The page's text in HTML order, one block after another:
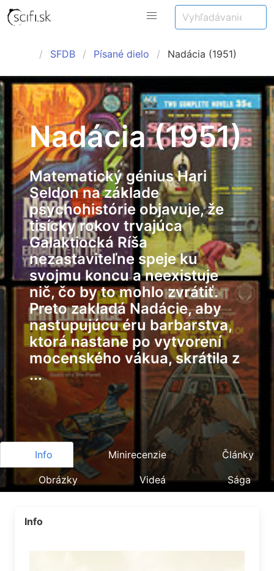
SFDB Písané dielo Nadácia (1951)
Nadácia (1951)
Matematický génius Hari
Seldon na základe
psychohistórie objavuje, že
tisícky rokov trvajúca
Galaktiocká Ríša
nezastaviteľne speje ku
svojmu koncu a neexistuje
nič, čo by to mohlo zvrátiť.
Preto zakladá Nadácie, aby
nastupujúcu éru barbarstva,
ktorá nastane po vytvorení
mocenského vákua, skrátila z
...
Info Minirecenzie Články
Obrázky Videá Sága
Info